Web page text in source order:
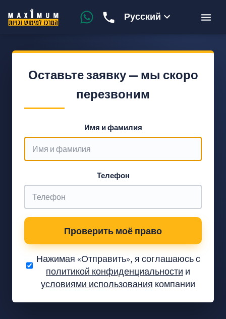
Русский
Оставьте заявку — мы скоро
перезвоним
Имя и фамилия
Телефон
Проверить моё право
Нажимая «Отправить», я соглашаюсь с
политикой конфиденциальности и
условиями использования компании
Вам положены
деньги — давайте